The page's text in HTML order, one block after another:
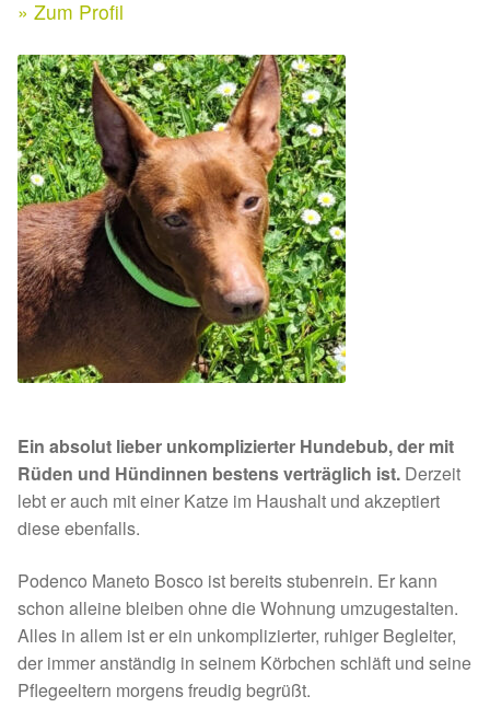
Aktuelle Spenden 2026
Ihre/Eure Spenden – Januar bis Juni 2026
Spenden 2025
Juli bis Dezember 2025
Januar bis Juni 2025
Spenden 2024
Januar bis Juni 2024
Spenden 2023
Juli bis Dezember 2023
Januar bis Juni 2023
Spenden 2022
Kontakt & Rechtliches
Facebook
Instagram
» Zum Profil
Ein absolut lieber unkomplizierter Hundebub, der mit
Rüden und Hündinnen bestens verträglich ist. Derzeit
lebt er auch mit einer Katze im Haushalt und akzeptiert
diese ebenfalls.
Podenco Maneto Bosco ist bereits stubenrein. Er kann
schon alleine bleiben ohne die Wohnung umzugestalten.
Alles in allem ist er ein unkomplizierter, ruhiger Begleiter,
der immer anständig in seinem Körbchen schläft und seine
Pflegeeltern morgens freudig begrüßt.